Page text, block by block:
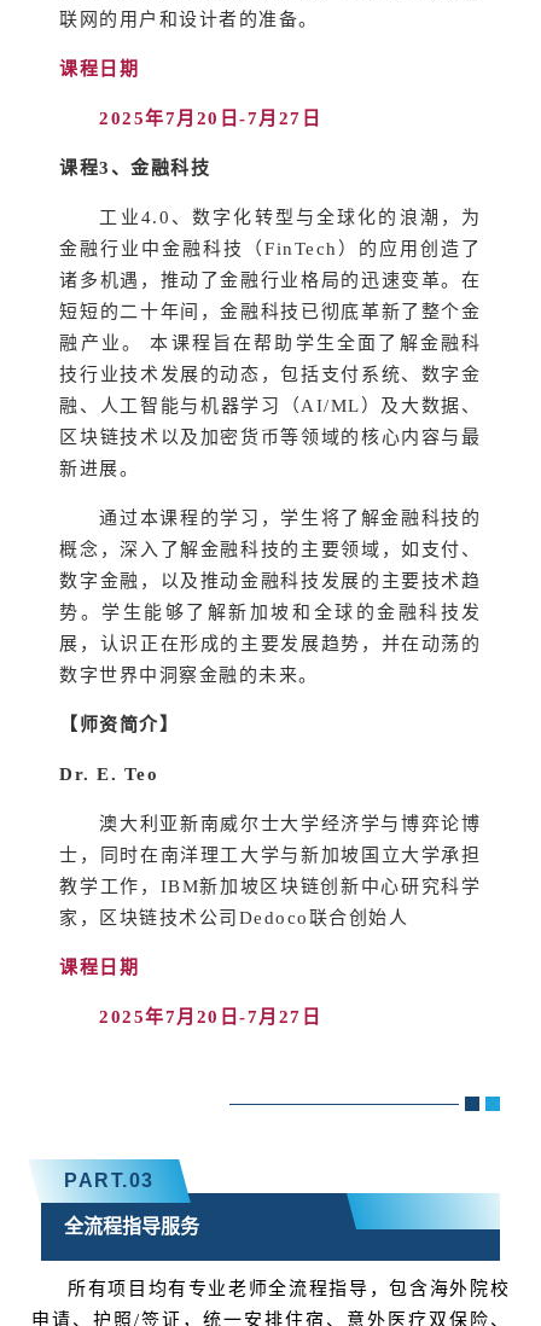
联网的用户和设计者的准备。
课程日期
2025年7月20 日-7月27 日
课程3、金融科技
工业4.0、数字化转型与全球化的浪潮，为
金融行业中金融科技（FinTech）的应用创造了
诸多机遇，推动了金融行业格局的迅速变革。在
短短的二十年间，金融科技已彻底革新了整个金
融产业。 本课程旨在帮助学生全面了解金融科
技行业技术发展的动态，包括支付系统、数字金
融、人工智能与机器学习（AI/ML）及大数据、
区块链技术以及加密货币等领域的核心内容与最
新进展。
通过本课程的学习，学生将了解金融科技的
概念，深入了解金融科技的主要领域，如支付、
数字金融，以及推动金融科技发展的主要技术趋
势。学生能够了解新加坡和全球的金融科技发
展，认识正在形成的主要发展趋势，并在动荡的
数字世界中洞察金融的未来。
【师资简介】
Dr. E. Teo
澳大利亚新南威尔士大学经济学与博弈论博
士，同时在南洋理工大学与新加坡国立大学承担
教学工作，IBM新加坡区块链创新中心研究科学
家，区块链技术公司Dedoco联合创始人
课程日期
2025年7月20 日-7月27 日
PART.03
全流程指导服务
所有项目均有专业老师全流程指导，包含海外院校
申请、护照/签证，统一安排住宿、意外医疗双保险、